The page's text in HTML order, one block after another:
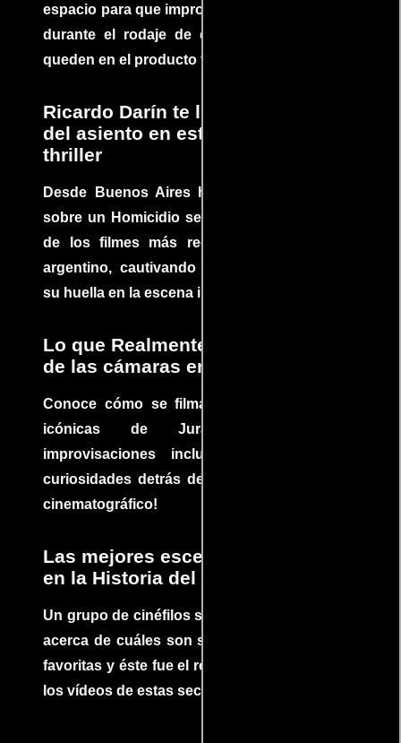
espacio para que improvisaciones que se dan
durante el rodaje de determinadas escenas
queden en el producto final.
Ricardo Darín te llevará al borde
del asiento en este increíble
thriller
Desde Buenos Aires hasta el mundo, Tesis
sobre un Homicidio se ha convertido en uno
de los filmes más recomendados del cine
argentino, cautivando audiencias y dejando
su huella en la escena internacional.
Lo que Realmente Sucedió detrás
de las cámaras en Jurassic Park
Conoce cómo se filmaron algunas escenas
icónicas de Jurassic Park, con
improvisaciones incluidas. ¡Descubre las
curiosidades detrás del rodaje de un clásico
cinematográfico!
Las mejores escenas de acción
en la Historia del cine
Un grupo de cinéfilos se juntaron para debatir
acerca de cuáles son sus escenas de acción
favoritas y éste fue el resultado. No te pierdas
los vídeos de estas secuencias inolvidables.